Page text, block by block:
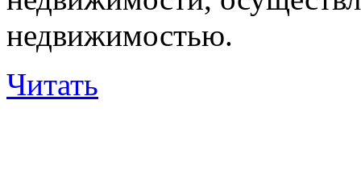
недвижимостью.
Читать